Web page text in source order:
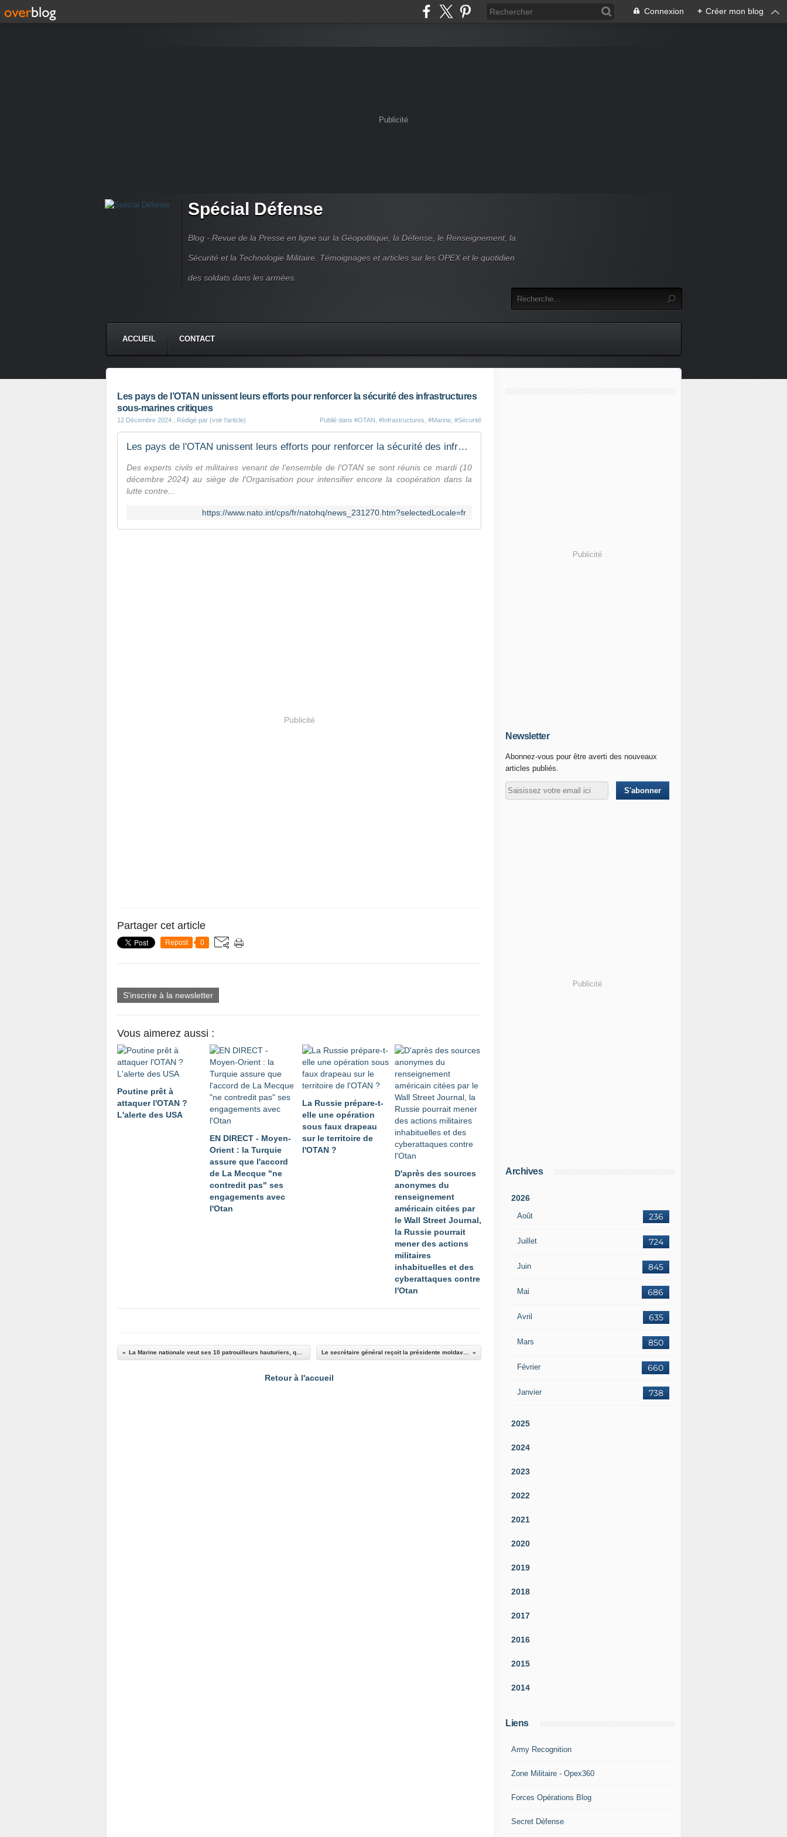
Connexion + Créer mon blog
Publicité
Spécial Défense
Blog - Revue de la Presse en ligne sur la Géopolitique, la Défense, le Renseignement, la
Sécurité et la Technologie Militaire. Témoignages et articles sur les OPEX et le quotidien
des soldats dans les armées.
ACCUEIL CONTACT
Les pays de l’OTAN unissent leurs efforts pour renforcer la sécurité des infrastructures
sous-marines critiques
12 Décembre 2024 , Rédigé par (voir l'article) Publié dans #OTAN #Infrastructures #Marine #Sécurité
Les pays de l'OTAN unissent leurs efforts pour renforcer la sécurité des infrastructures sous-marines critiques
Des experts civils et militaires venant de l'ensemble de l'OTAN se sont réunis ce mardi (10
décembre 2024) au siège de l'Organisation pour intensifier encore la coopération dans la
lutte contre...
https://www.nato.int/cps/fr/natohq/news_231270.htm?selectedLocale=fr
Publicité
Partager cet article
Repost 0
S'inscrire à la newsletter
Vous aimerez aussi :
Poutine prêt à
attaquer l'OTAN ?
L'alerte des USA
EN DIRECT - Moyen-
Orient : la Turquie
assure que l'accord
de La Mecque "ne
contredit pas" ses
engagements avec
l'Otan
La Russie prépare-t-
elle une opération
sous faux drapeau
sur le territoire de
l'OTAN ?
D'après des sources
anonymes du
renseignement
américain citées par
le Wall Street Journal,
la Russie pourrait
mener des actions
militaires
inhabituelles et des
cyberattaques contre
l'Otan
Le secrétaire général reçoit la présidente moldave, Maia Sandu, au siège de l’OTAN
Retour à l'accueil
Publicité
Newsletter
Abonnez-vous pour être averti des nouveaux
articles publiés.
Publicité
Archives
2026
Août 236
Juillet 724
Juin 845
Mai 686
Avril 635
Mars 850
Février 660
Janvier 738
2025
2024
2023
2022
2021
2020
2019
2018
2017
2016
2015
2014
Liens
Army Recognition
Zone Militaire - Opex360
Forces Opérations Blog
Secret Défense